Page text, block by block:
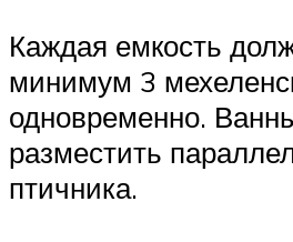
Каждая емкость
минимум 3
одновременно.
разместить
птичника.